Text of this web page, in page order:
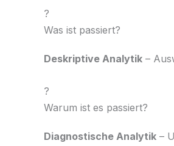
?
Was ist passiert?
Deskriptive Analytik –
?
Warum ist es passiert?
Diagnostische Analytik –